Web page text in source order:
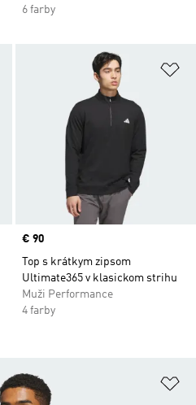
6 farby
Pridať do zoznamu želaných
Price
€ 90
Top s krátkym zipsom
Ultimate365 v klasickom strihu
Muži Performance
4 farby